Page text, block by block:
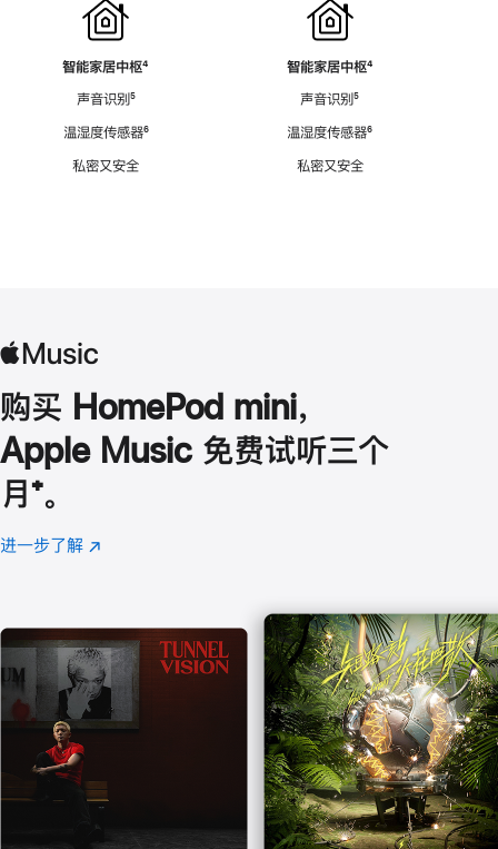
智能家居中枢脚
⁴
声音识别脚
⁵
温湿度传感器脚
⁶
私密又安全
智能家居中枢脚
⁴
声音识别脚
⁵
温湿度传感器脚
⁶
私密又安全
购买 HomePod mini，
Apple Music 免费试听三个
月 脚
注
⁺。
进一步了解 Apple
(在
口
中
打
开)